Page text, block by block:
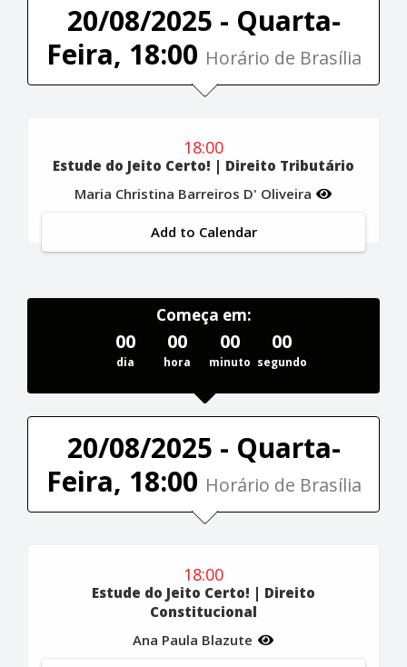
20/08/2025 - Quarta-
Feira, 18:00 Horário de Brasília
18:00
Estude do Jeito Certo! | Direito Tributário
Maria Christina Barreiros D' Oliveira
Add to Calendar
Começa em:
00
dia
00
hora
00
minuto
00
segundo
20/08/2025 - Quarta-
Feira, 18:00 Horário de Brasília
18:00
Estude do Jeito Certo! | Direito
Constitucional
Ana Paula Blazute